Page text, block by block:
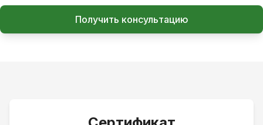
Получить консультацию